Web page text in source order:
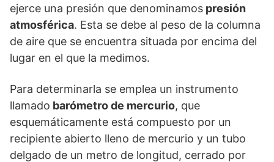
ejerce una presión que denominamos presión
atmosférica. Esta se debe al peso de la columna
de aire que se encuentra situada por encima del
lugar en el que la medimos.
Para determinarla se emplea un instrumento
llamado barómetro de mercurio, que
esquemáticamente está compuesto por un
recipiente abierto lleno de mercurio y un tubo
delgado de un metro de longitud, cerrado por